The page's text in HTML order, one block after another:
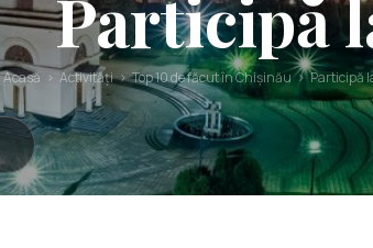
Participă
Acasă Activități Top 10 de făcut în Chișinău Participă